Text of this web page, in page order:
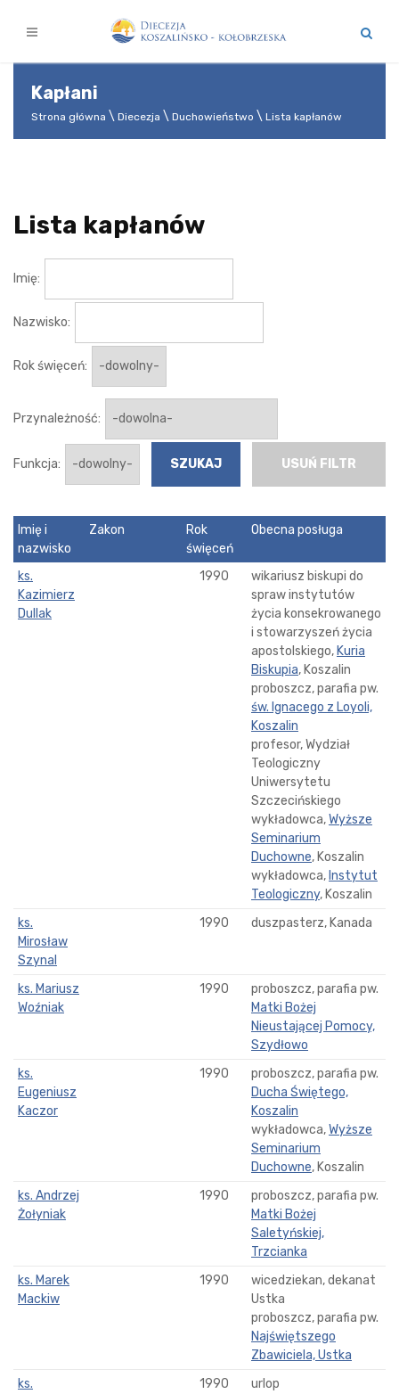
Kapłani
Strona główna Diecezja Duchowieństwo Lista kapłanów
Lista kapłanów
Imię:
Nazwisko:
Rok święceń:
Przynależność:
Funkcja: USUŃ FILTR
Imię i
nazwisko
Zakon
Rok
święceń
Obecna posługa
ks.
Kazimierz
Dullak
1990
wikariusz biskupi do
spraw instytutów
życia konsekrowanego
i stowarzyszeń życia
apostolskiego, Kuria
Biskupia, Koszalin
proboszcz, parafia pw.
św. Ignacego z Loyoli,
Koszalin
profesor, Wydział
Teologiczny
Uniwersytetu
Szczecińskiego
wykładowca,Wyższe
Seminarium
Duchowne, Koszalin
wykładowca, Instytut
Teologiczny, Koszalin
ks.
Mirosław
Szynal
1990 duszpasterz, Kanada
ks. Mariusz
Woźniak
1990
proboszcz, parafia pw.
Matki Bożej
Nieustającej Pomocy,
Szydłowo
ks.
Eugeniusz
Kaczor
1990
proboszcz, parafia pw.
Ducha Świętego,
Koszalin
wykładowca,Wyższe
Seminarium
Duchowne, Koszalin
ks. Andrzej
Żołyniak
1990
proboszcz, parafia pw.
Matki Bożej
Saletyńskiej,
Trzcianka
ks. Marek
Mackiw
1990
wicedziekan, dekanat
Ustka
proboszcz, parafia pw.
Najświętszego
Zbawiciela, Ustka
ks.
1990 urlop